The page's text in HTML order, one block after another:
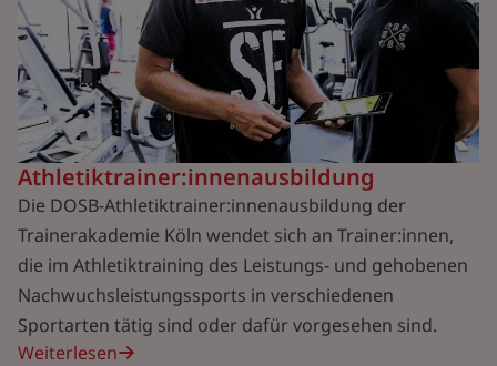
Athletiktrainer:innenausbildung
Die DOSB-Athletiktrainer:innenausbildung der
Trainerakademie Köln wendet sich an Trainer:innen,
die im Athletiktraining des Leistungs- und gehobenen
Nachwuchsleistungssports in verschiedenen
Sportarten tätig sind oder dafür vorgesehen sind.
Weiterlesen